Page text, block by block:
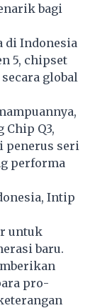
bagi
di Indonesia
5, chipset
global
Chip Q3,
penerus seri
performa
Intip
untuk
baru.
pro-